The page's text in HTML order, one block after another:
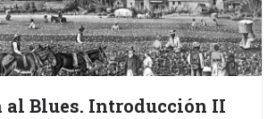
Blues. Introducción II